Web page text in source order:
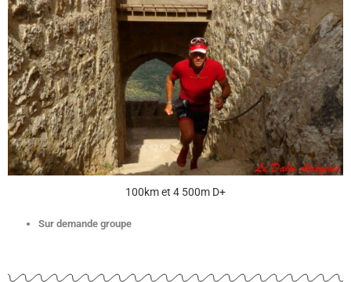
100km et 4 500m D+
Sur demande groupe